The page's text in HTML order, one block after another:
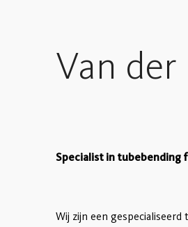
Van
Specialist in tubebending
Wij zijn een